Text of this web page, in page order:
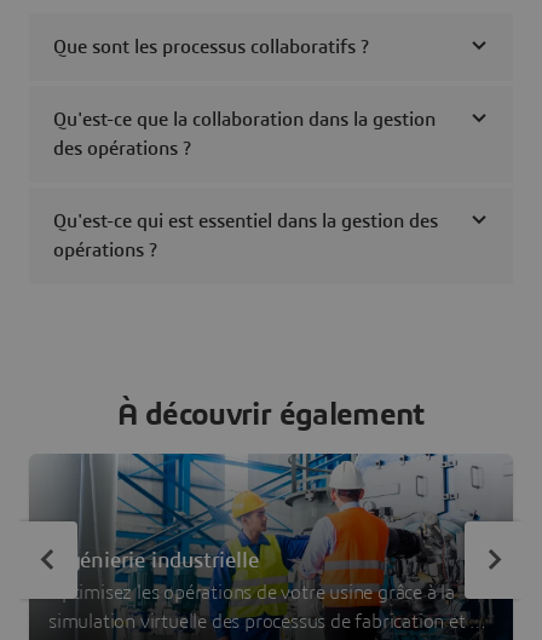
Que sont les processus collaboratifs ?
Qu'est-ce que la collaboration dans la gestion
des opérations ?
Qu'est-ce qui est essentiel dans la gestion des
opérations ?
À découvrir également
Ingénierie industrielle
Optimisez les opérations de votre usine grâce à la
simulation virtuelle des processus de fabrication et à